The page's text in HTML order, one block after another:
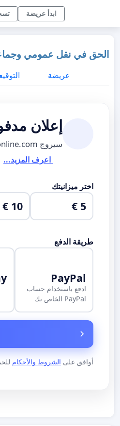
ابدأ عريضة
الحق في نقل عمومي
عريضة
إعلان
سيروج Aredaonline.com لهذه العريضة لدى
اعرف المزيد...
اختر ميزانيتك
5 €
10 €
طريقة الدفع
PayPal
ادفع باستخدام حساب
PayPal الخاص بك
أوافق على الشروط والأحكام